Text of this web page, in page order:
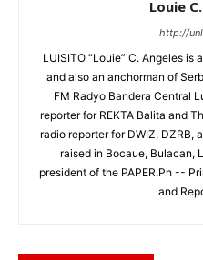
Louie
http://
LUISITO “Louie” C. Angeles is
and also an anchorman of
FM Radyo Bandera Central
reporter for REKTA Balita and
radio reporter for DWIZ, DZRB,
raised in Bocaue, Bulacan,
president of the PAPER.Ph --
and